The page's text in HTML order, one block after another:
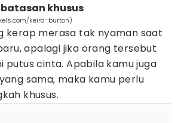
khusus
keira-burton)
kerap merasa tak nyaman saat
apalagi jika orang tersebut
putus cinta. Apabila kamu juga
sama, maka kamu perlu
khusus.